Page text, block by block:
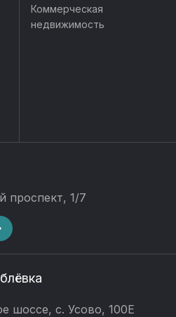
Коммерческая
недвижимость
проспект, 1/7
шоссе, с. Усово, 100Е